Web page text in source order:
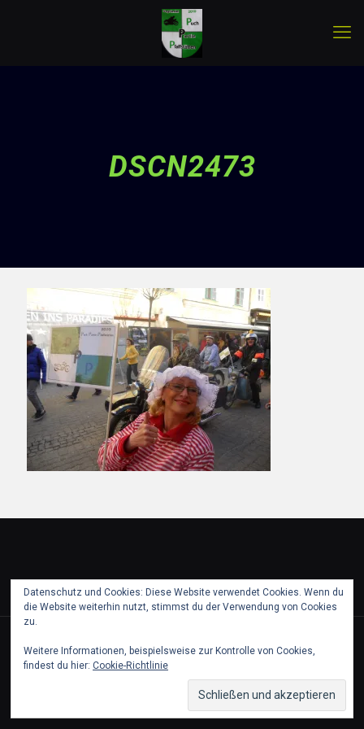
DSCN2473
© 2018 puch partie pfaffstaetten. All Rights Reserved.
Partner
Kontakt & Impressum
Datenschutz und Cookies: Diese Website verwendet Cookies. Wenn du
die Website weiterhin nutzt, stimmst du der Verwendung von Cookies
zu.
Weitere Informationen, beispielsweise zur Kontrolle von Cookies,
findest du hier: Cookie-Richtlinie